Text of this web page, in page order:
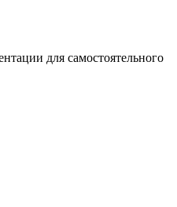
для самостоятельного